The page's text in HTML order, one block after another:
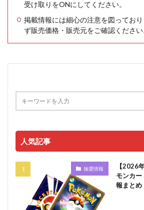
受け取りをONにしてください。
掲載情報には細心の注意を図ってお
ず販売価格・販売元をご確認ください
人気記事
抽選情報
【2026
モンカ
報まとめ